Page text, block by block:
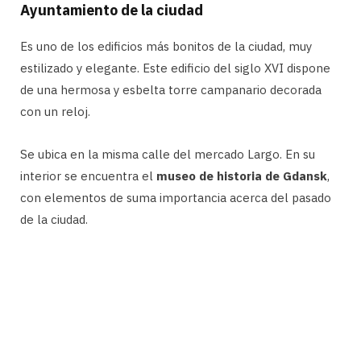
Ayuntamiento de la ciudad
Es uno de los edificios más bonitos de la ciudad, muy
estilizado y elegante. Este edificio del siglo XVI dispone
de una hermosa y esbelta torre campanario decorada
con un reloj.
Se ubica en la misma calle del mercado Largo. En su
interior se encuentra el museo de historia de Gdansk,
con elementos de suma importancia acerca del pasado
de la ciudad.